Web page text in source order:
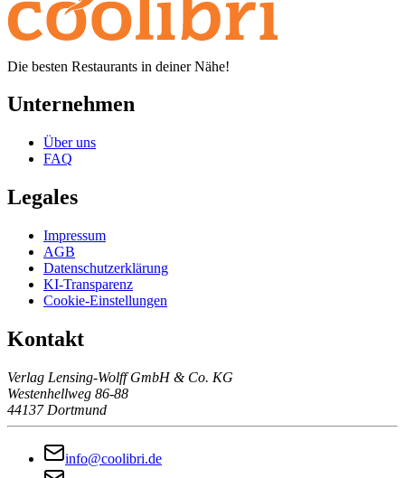
Die besten Restaurants in deiner Nähe!
Unternehmen
Über uns
FAQ
Legales
Impressum
AGB
Datenschutzerklärung
KI-Transparenz
Cookie-Einstellungen
Kontakt
Verlag Lensing-Wolff GmbH & Co. KG
Westenhellweg 86-88
44137 Dortmund
info@coolibri.de